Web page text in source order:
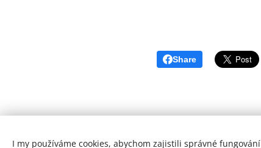
Share
I my používáme cookies, abychom zajistili správné